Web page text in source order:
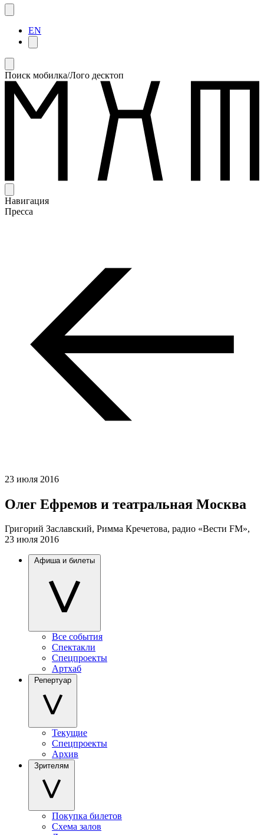
EN
Поиск мобилка/Лого десктоп
Навигация
Пресса
23 июля 2016
Олег Ефремов и театральная Москва
Григорий Заславский, Римма Кречетова, радио «Вести FM»,
23 июля 2016
Афиша и билеты
Все события
Спектакли
Спецпроекты
Артхаб
Репертуар
Текущие
Спецпроекты
Архив
Зрителям
Покупка билетов
Схема залов